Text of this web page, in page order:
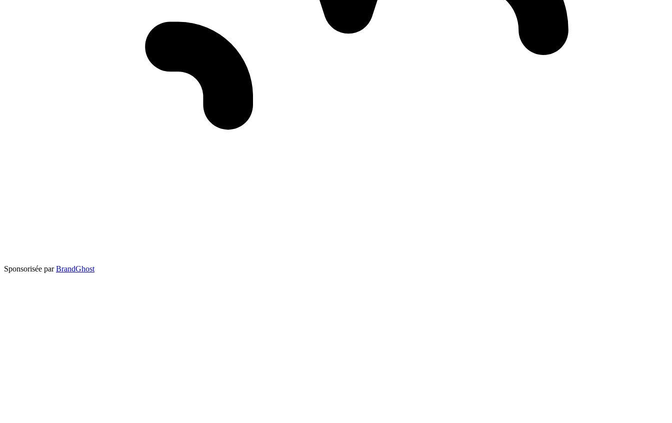
Sponsorisée par BrandGhost